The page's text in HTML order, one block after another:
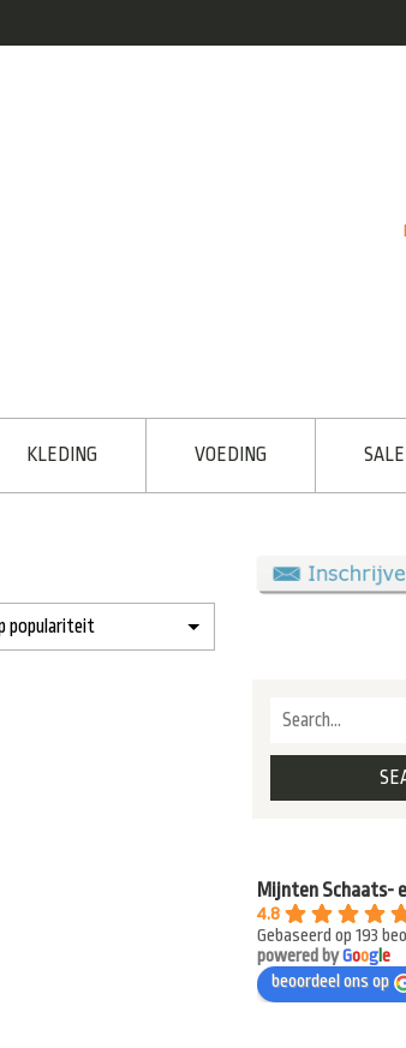
KLEDING VOEDING SALE
Mijnten Schaats-
4.8
Gebaseerd op 193
powered byGoogle
beoordeel ons op